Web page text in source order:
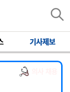
기사제보
채용
의사 공개채용